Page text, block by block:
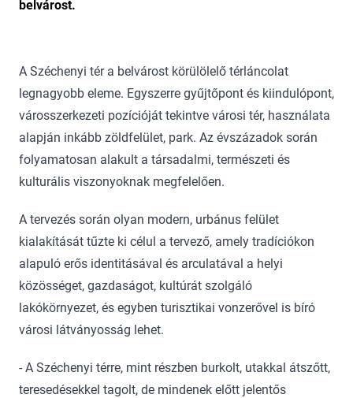
belvárost.
A Széchenyi tér a belvárost körülölelő térláncolat
legnagyobb eleme. Egyszerre gyűjtőpont és kiindulópont,
városszerkezeti pozícióját tekintve városi tér, használata
alapján inkább zöldfelület, park. Az évszázadok során
folyamatosan alakult a társadalmi, természeti és
kulturális viszonyoknak megfelelően.
A tervezés során olyan modern, urbánus felület
kialakítását tűzte ki célul a tervező, amely tradíciókon
alapuló erős identitásával és arculatával a helyi
közösséget, gazdaságot, kultúrát szolgáló
lakókörnyezet, és egyben turisztikai vonzerővel is bíró
városi látványosság lehet.
- A Széchenyi térre, mint részben burkolt, utakkal átszőtt,
teresedésekkel tagolt, de mindenek előtt jelentős